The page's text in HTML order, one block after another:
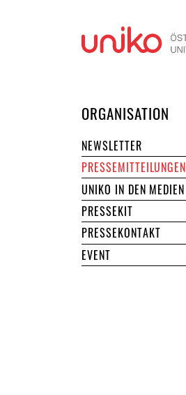
ORGANISATION
NEWSLETTER
PRESSEMITTEILUNGEN
UNIKO IN DEN MEDIEN
PRESSEKIT
PRESSEKONTAKT
EVENT